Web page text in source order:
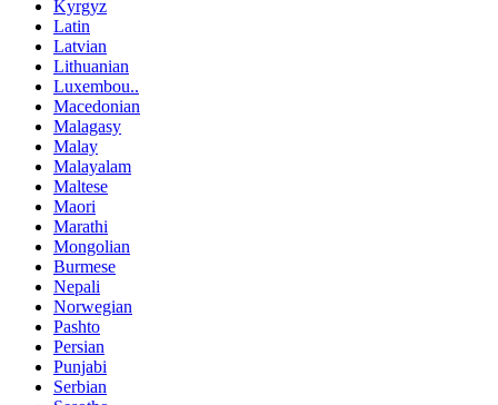
Kyrgyz
Latin
Latvian
Lithuanian
Luxembou..
Macedonian
Malagasy
Malay
Malayalam
Maltese
Maori
Marathi
Mongolian
Burmese
Nepali
Norwegian
Pashto
Persian
Punjabi
Serbian